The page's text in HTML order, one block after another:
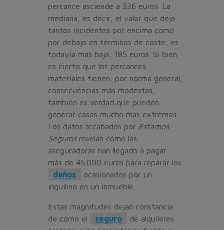
percance asciende a 336 euros. La
mediana, es decir, el valor que deja
tantos incidentes por encima como
por debajo en términos de coste, es
todavía más baja: 185 euros. Si bien
es cierto que los percances
materiales tienen, por norma general,
consecuencias más modestas,
también es verdad que pueden
generar casos mucho más extremos.
Los datos recabados por Estamos
Segurosrevelan cómo las
aseguradoras han llegado a pagar
más de 45.000 euros para reparar los
daños
ocasionados por un
inquilino en un inmueble.
Estas magnitudes dejan constancia
de cómo el
seguro
de alquileres